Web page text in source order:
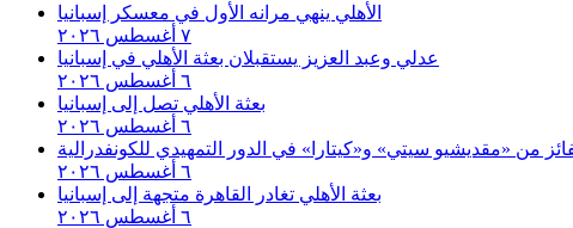
الأهلي ينهي مرانه الأول في معسكر إسبانيا
٧ أغسطس ٢٠٢٦
عدلي وعبد العزيز يستقبلان بعثة الأهلي في إسبانيا
٦ أغسطس ٢٠٢٦
بعثة الأهلي تصل إلى إسبانيا
٦ أغسطس ٢٠٢٦
من «مقديشيو سيتي» و«كيتارا» في الدور التمهيدي للكونفدرالية
٦ أغسطس ٢٠٢٦
بعثة الأهلي تغادر القاهرة متجهة إلى إسبانيا
٦ أغسطس ٢٠٢٦